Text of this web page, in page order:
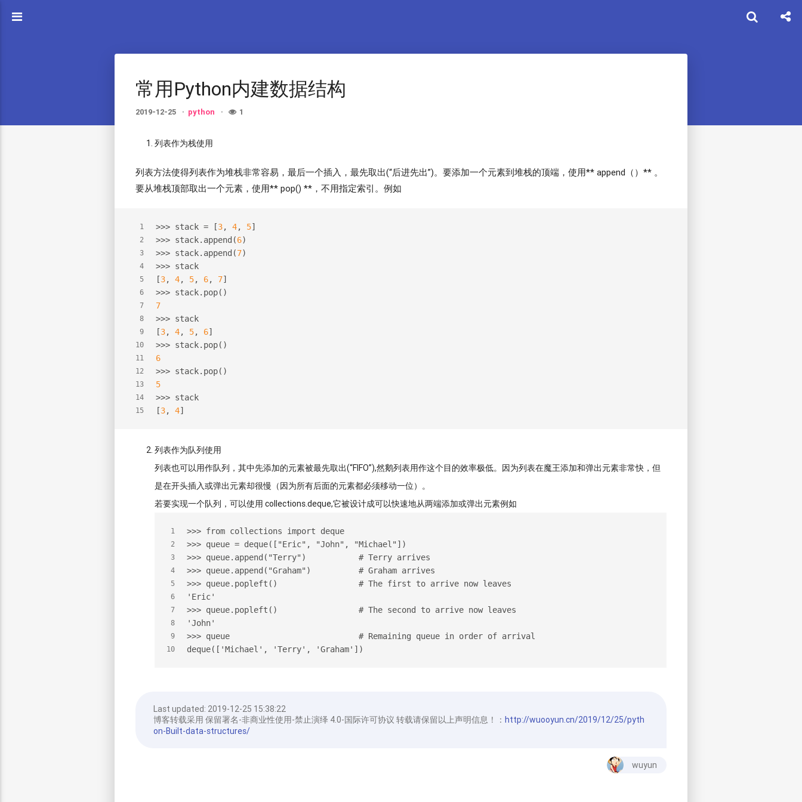
常用Python内建数据结构
2019-12-25 python 1
列表作为栈使用
列表方法使得列表作为堆栈非常容易，最后一个插入，最先取出(“后进先出”)。要添加一个元素到堆栈的顶端，使用** append（）** 。
要从堆栈顶部取出一个元素，使用** pop() **，不用指定索引。例如
1
2
3
4
5
6
7
8
9
10
11
12
13
14
15
>>> stack = [3, 4, 5]
>>> stack.append(6)
>>> stack.append(7)
>>> stack
[3, 4, 5, 6, 7]
>>> stack.pop()
7
>>> stack
[3, 4, 5, 6]
>>> stack.pop()
6
>>> stack.pop()
5
>>> stack
[3, 4]
列表作为队列使用
列表也可以用作队列，其中先添加的元素被最先取出(“FIFO”),然鹅列表用作这个目的效率极低。因为列表在魔王添加和弹出元素非常快，但
是在开头插入或弹出元素却很慢（因为所有后面的元素都必须移动一位）。
若要实现一个队列，可以使用 collections.deque,它被设计成可以快速地从两端添加或弹出元素例如
1
2
3
4
5
6
7
8
9
10
>>> from collections import deque
>>> queue = deque(["Eric", "John", "Michael"])
>>> queue.append("Terry")           # Terry arrives
>>> queue.append("Graham")          # Graham arrives
>>> queue.popleft()                 # The first to arrive now leaves
'Eric'
>>> queue.popleft()                 # The second to arrive now leaves
'John'
>>> queue                           # Remaining queue in order of arrival
deque(['Michael', 'Terry', 'Graham'])
Last updated: 2019-12-25 15:38:22
博客转载采用 保留署名-非商业性使用-禁止演绎 4.0-国际许可协议 转载请保留以上声明信息！： http://wuooyun.cn/2019/12/25/pyth
on-Built-data-structures/
wuyun